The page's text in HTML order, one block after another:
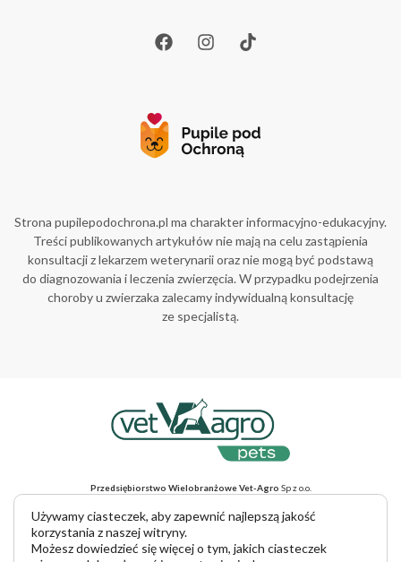
Strona pupilepodochrona.pl ma charakter informacyjno-edukacyjny.
Treści publikowanych artykułów nie mają na celu zastąpienia
konsultacji z lekarzem weterynarii oraz nie mogą być podstawą
do diagnozowania i leczenia zwierzęcia. W przypadku podejrzenia
choroby u zwierzaka zalecamy indywidualną konsultację
ze specjalistą.
Przedsiębiorstwo Wielobranżowe Vet-Agro Sp z o.o.
Adres do korespondencji: ul. Mełgiewska 18, 20-234 Lublin
tel. +48 81 445 23 00, e-mail vet-agro@vet-agro.pl
www.vet-agro.pl
Używamy ciasteczek, aby zapewnić najlepszą jakość
korzystania z naszej witryny.
Możesz dowiedzieć się więcej o tym, jakich ciasteczek